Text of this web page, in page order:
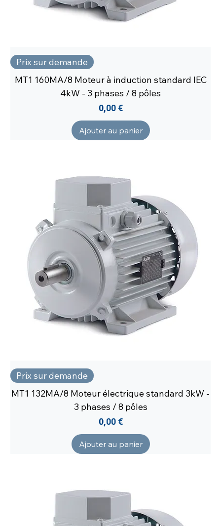
Prix sur demande
MT1 160MA/8 Moteur à induction standard IEC
4kW - 3 phases / 8 pôles
Prix
0,00 €
Ajouter au panier
Prix sur demande
MT1 132MA/8 Moteur électrique standard 3kW -
3 phases / 8 pôles
Prix
0,00 €
Ajouter au panier